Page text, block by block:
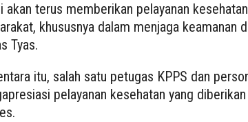
akan terus memberikan pelayanan
khususnya dalam menjaga keamanan
Tyas.
itu, salah satu petugas KPPS dan
pelayanan kesehatan yang